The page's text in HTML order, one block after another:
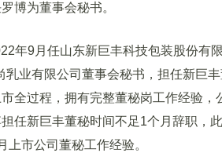
博为董事会秘书。
年9月任山东新巨丰科技包装股份有
业有限公司董事会秘书，担任新巨
全过程，拥有完整董秘岗工作经验，
担任新巨丰董秘时间不足1个月辞职，
上市公司董秘工作经验。